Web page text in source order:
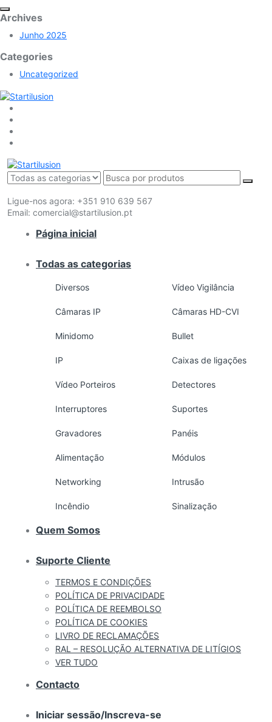
Archives
Junho 2025
Categories
Uncategorized
Ligue-nos agora: +351 910 639 567
Email: comercial@startilusion.pt
Página inicial
Todas as categorias
Diversos Vídeo Vigilância
Câmaras IP Câmaras HD-CVI
Minidomo Bullet
IP Caixas de ligações
Vídeo Porteiros Detectores
Interruptores Suportes
Gravadores Panéis
Alimentação Módulos
Networking Intrusão
Incêndio Sinalização
Quem Somos
Suporte Cliente
TERMOS E CONDIÇÕES
POLÍTICA DE PRIVACIDADE
POLÍTICA DE REEMBOLSO
POLÍTICA DE COOKIES
LIVRO DE RECLAMAÇÕES
RAL – RESOLUÇÃO ALTERNATIVA DE LITÍGIOS
VER TUDO
Contacto
Iniciar sessão/Inscreva-se